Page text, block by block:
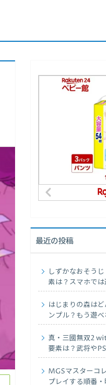
最近の投稿
しずかなおそう
素は？スマホでは
はじまりの森は
ンプル？もう遊
真・三國無双2
要素は？武将や
MGSマスターコ
プレイする順番